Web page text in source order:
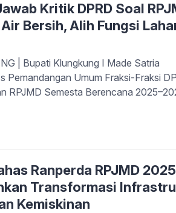
Kritik DPRD Soal
Bersih, Alih Fungsi
| Bupati Klungkung I Made Satria
Pemandangan Umum Fraksi-Fraksi
RPJMD Semesta Berencana
2025). Bupati menyampaikan terima
bahwa RPJMD ini disusun
Bali, dan visi misi kepala daerah.
[…]
Ranperda RPJMD
Transformasi
Kemiskinan